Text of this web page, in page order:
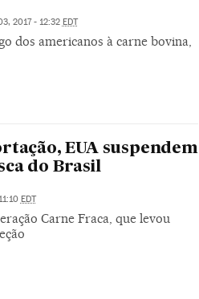
2017 - 12:32 EDT
dos americanos à carne bovina,
EUA suspendem
do Brasil
EDT
Carne Fraca, que levou